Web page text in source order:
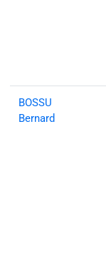
BOSSU
Bernard